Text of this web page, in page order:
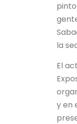
la
El
y en